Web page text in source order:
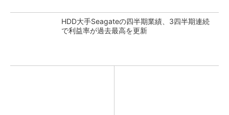
HDD大手Seagateの四半期業績、3四半期連続
で利益率が過去最高を更新